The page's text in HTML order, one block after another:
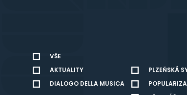
VŠE
AKTUALITY
DIALOGO DELLA MUSICA
PLZEŇSKÁ